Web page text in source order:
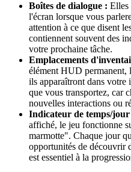
Boîtes de dialogue : Elles
l'écran lorsque vous
attention à ce que disent
contiennent souvent des
votre prochaine tâche.
Emplacements
élément HUD permanent,
ils apparaîtront dans votre
que vous transportez, car
nouvelles interactions ou
Indicateur de temps/jour
affiché, le jeu fonctionne
marmotte". Chaque jour
opportunités de découvrir
est essentiel à la